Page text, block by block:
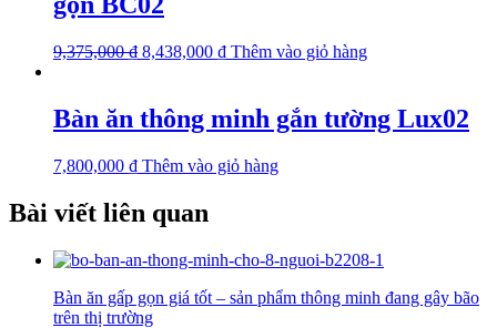
9,375,000₫ 8,438,000 ₫ Thêm vào giỏ hàng
Bàn ăn thông minh gắn tường Lux02
7,800,000 ₫ Thêm vào giỏ hàng
Bài viết liên quan
Bàn ăn gấp gọn giá tốt – sản phẩm thông minh đang gây bão
trên thị trường